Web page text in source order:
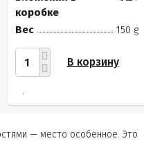
коробке
Вес 150 g
В корзину
— место особенное. Это